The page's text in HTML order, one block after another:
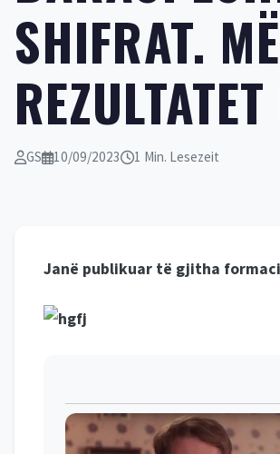
SHIFRAT.
GS 10/09/2023 1 Min. Lesezeit
Janë publikuar të gjitha